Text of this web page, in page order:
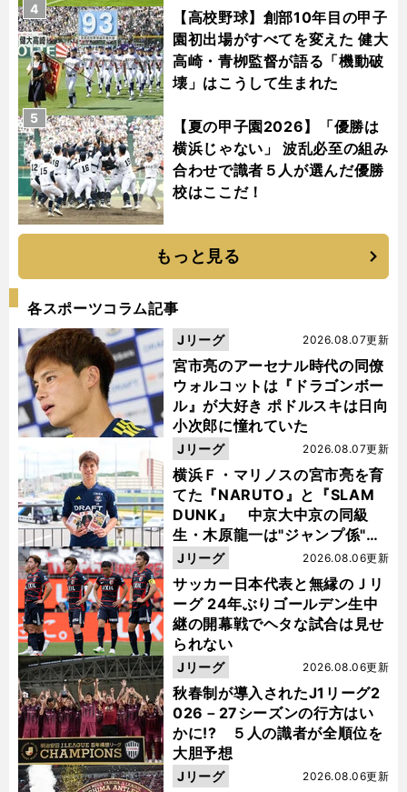
【高校野球】創部10年目の甲子
園初出場がすべてを変えた 健大
高崎・青栁監督が語る「機動破
壊」はこうして生まれた
4
【夏の甲子園2026】「優勝は
横浜じゃない」 波乱必至の組み
合わせで識者５人が選んだ優勝
校はここだ！
5
もっと見る
各スポーツコラム記事
宮市亮のアーセナル時代の同僚
ウォルコットは『ドラゴンボー
ル』が大好き ポドルスキは日向
小次郎に憧れていた
2026.08.07更新
Jリーグ
横浜Ｆ・マリノスの宮市亮を育
てた『NARUTO』と『SLAM
DUNK』 中京大中京の同級
生・木原龍一は"ジャンプ係"だ
った
2026.08.07更新
Jリーグ
サッカー日本代表と無縁のＪリ
ーグ 24年ぶりゴールデン生中
継の開幕戦でヘタな試合は見せ
られない
2026.08.06更新
Jリーグ
秋春制が導入されたJ1リーグ2
026－27シーズンの行方はい
かに!? ５人の識者が全順位を
大胆予想
2026.08.06更新
Jリーグ
2026.08.06更新
Jリーグ